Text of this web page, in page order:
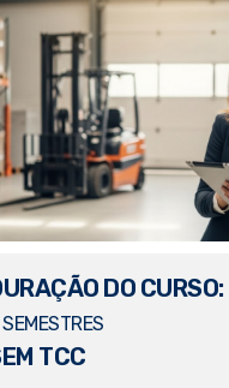
DO CURSO:
TCC